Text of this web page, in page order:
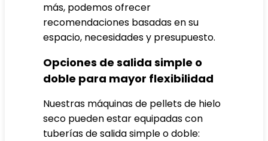
más, podemos ofrecer
recomendaciones basadas en su
espacio, necesidades y presupuesto.
Opciones de salida simple o
doble para mayor flexibilidad
Nuestras máquinas de pellets de hielo
seco pueden estar equipadas con
tuberías de salida simple o doble: